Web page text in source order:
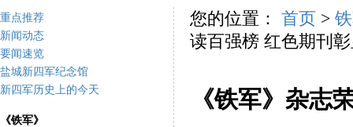
重点推荐
新闻动态
要闻速览
盐城新四军纪念馆
新四军历史上的今天
《铁军》
您的位置： 首页 >
读百强榜 红色期刊
《铁军》杂志